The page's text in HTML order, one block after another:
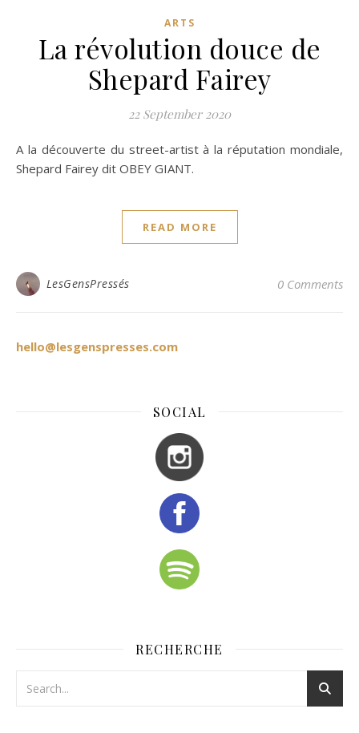
ARTS
La révolution douce de
Shepard Fairey
22 September 2020
A la découverte du street-artist à la réputation mondiale,
Shepard Fairey dit OBEY GIANT.
READ MORE
LesGensPressés 0 Comments
hello@lesgenspresses.com
SOCIAL
RECHERCHE